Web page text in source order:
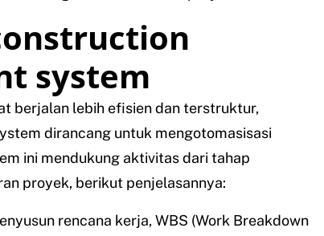
system
berjalan lebih efisien dan terstruktur,
dirancang untuk mengotomasisasi
ini mendukung aktivitas dari tahap
proyek, berikut penjelasannya:
rencana kerja, WBS (Work Breakdown